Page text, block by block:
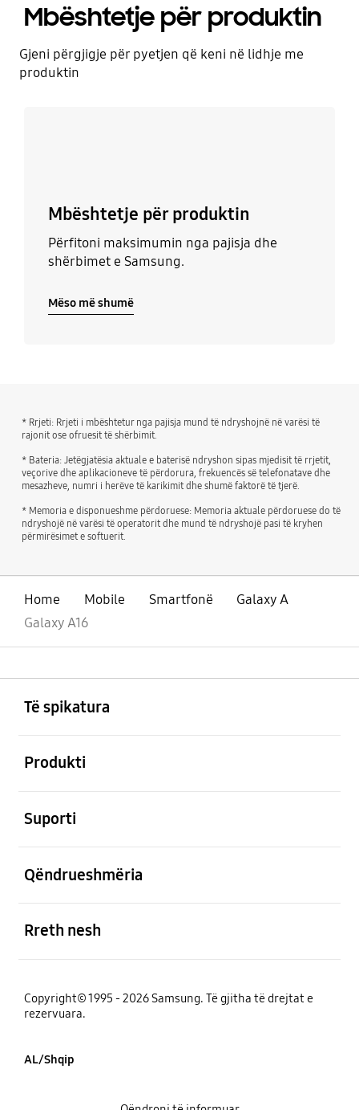
Mbёshtetje pёr produktin
Gjeni përgjigje për pyetjen që keni në lidhje me
produktin
Mbёshtetje pёr produktin
Përfitoni maksimumin nga pajisja dhe
shërbimet e Samsung.
Mëso më shumë
* Rrjeti: Rrjeti i mbështetur nga pajisja mund të ndryshojnë në varësi të
rajonit ose ofruesit të shërbimit.
* Bateria: Jetëgjatësia aktuale e baterisë ndryshon sipas mjedisit të rrjetit,
veçorive dhe aplikacioneve të përdorura, frekuencës së telefonatave dhe
mesazheve, numri i herëve të karikimit dhe shumë faktorë të tjerë.
* Memoria e disponueshme përdoruese: Memoria aktuale përdoruese do të
ndryshojë në varësi të operatorit dhe mund të ndryshojë pasi të kryhen
përmirësimet e softuerit.
Home Mobile Smartfonë
Galaxy A
Galaxy A16
Të spikatura
Produkti
Suporti
Qëndrueshmëria
Rreth nesh
Copyright© 1995 - 2026 Samsung. Të gjitha të drejtat e
rezervuara.
AL/Shqip